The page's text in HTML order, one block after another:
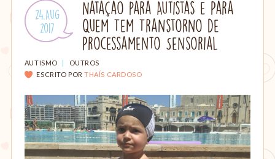
Publicado
em:
24.Aug
.
2017
Natação para Autistas e Para
Quem Tem Transtorno de
Processamento Sensorial
CATEGORIAS:
AUTISMO |
OUTROS
ESCRITO POR THAÍS CARDOSO